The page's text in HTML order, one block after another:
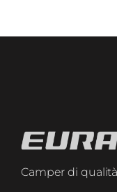
Camper di